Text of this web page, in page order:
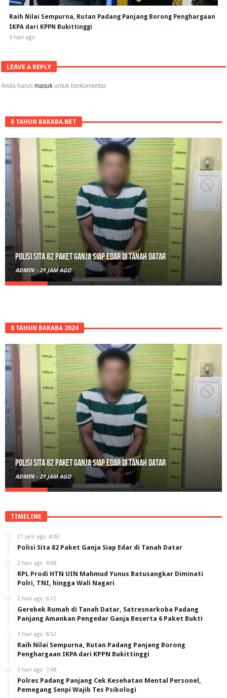
Raih Nilai Sempurna, Rutan Padang Panjang Borong Penghargaan
IKPA dari KPPN Bukittinggi
3 hari ago
LEAVE A REPLY
Anda harusmasuk untuk berkomentar.
8 TAHUN BAKABA.NET
RPL Prodi HTN UIN Mahmud Yunus Batusangkar Diminati Polri, TNI,
hingga Wali Nagari
ADMIN - 2 HARI AGO
8 TAHUN BAKABA 2024
RPL Prodi HTN UIN Mahmud Yunus Batusangkar Diminati Polri, TNI,
hingga Wali Nagari
ADMIN - 2 HARI AGO
TIMELINE
21 jam ago 4:02
Polisi Sita 82 Paket Ganja Siap Edar di Tanah Datar
2 hari ago 9:08
RPL Prodi HTN UIN Mahmud Yunus Batusangkar Diminati
Polri, TNI, hingga Wali Nagari
2 hari ago 6:12
Gerebek Rumah di Tanah Datar, Satresnarkoba Padang
Panjang Amankan Pengedar Ganja Beserta 6 Paket Bukti
3 hari ago 8:52
Raih Nilai Sempurna, Rutan Padang Panjang Borong
Penghargaan IKPA dari KPPN Bukittinggi
3 hari ago 7:48
Polres Padang Panjang Cek Kesehatan Mental Personel,
Pemegang Senpi Wajib Tes Psikologi